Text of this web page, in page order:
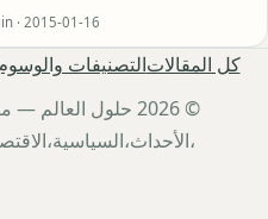
· 2015-01-16
كل المقالاتالتصنيفات
© 2026 حلول